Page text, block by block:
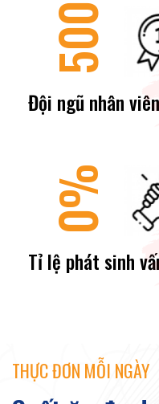
500
Đội ngũ nhân viên
0%
Tỉ lệ phát sinh
THỰC ĐƠN MỖI NGÀY